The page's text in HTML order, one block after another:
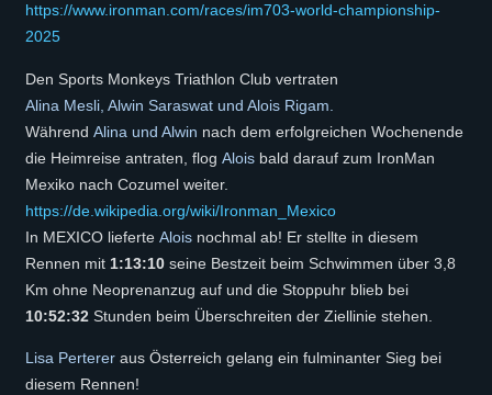
https://www.ironman.com/races/im703-world-championship-
2025
Den Sports Monkeys Triathlon Club vertraten
Alina Mesli, Alwin Saraswat und Alois Rigam.
Während Alina und Alwin nach dem erfolgreichen Wochenende
die Heimreise antraten, flog Alois bald darauf zum IronMan
Mexiko nach Cozumel weiter.
https://de.wikipedia.org/wiki/Ironman_Mexico
In MEXICO lieferte Alois nochmal ab! Er stellte in diesem
Rennen mit 1:13:10 seine Bestzeit beim Schwimmen über 3,8
Km ohne Neoprenanzug auf und die Stoppuhr blieb bei
10:52:32 Stunden beim Überschreiten der Ziellinie stehen.
Lisa Perterer aus Österreich gelang ein fulminanter Sieg bei
diesem Rennen!